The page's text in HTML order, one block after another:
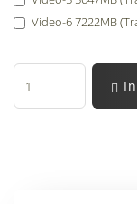
Video-6 7222MB